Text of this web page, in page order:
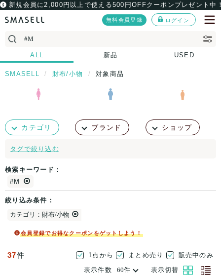
新規会員に2,000円以上で使える500円OFFクーポンプレゼント中
無料会員登録 ログイン
ALL 新品 USED
SMASELL 財布/小物 対象商品
カテゴリ ブランド ショップ
タグで絞り込む
検索キーワード：
#M
絞り込み条件：
カテゴリ：財布/小物
会員登録でお得なクーポンをゲットしよう！
37件 1点から まとめ売り
販売中のみ
表示件数
表示切替